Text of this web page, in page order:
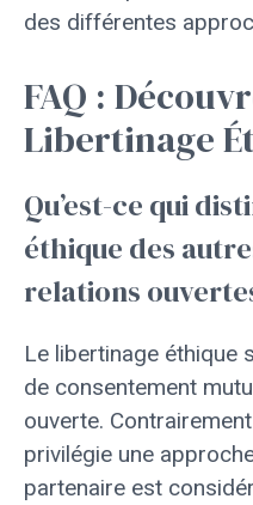
des différentes
FAQ :
Libertinage
Qu’est-ce qui
éthique des
relations
Le libertinage éthique
de consentement
ouverte.
privilégie une
partenaire est